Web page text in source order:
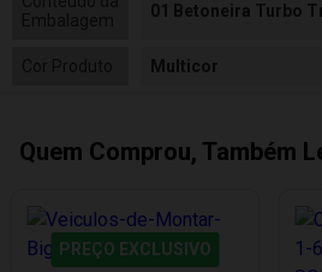
01 Betoneira Turbo
Multicor
Quem Comprou, Também
PREÇO EXCLUSIVO